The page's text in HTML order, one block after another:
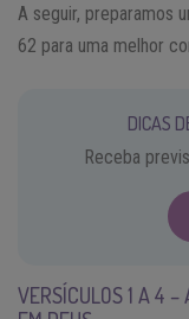
A seguir, preparamos
62 para uma melhor
DICAS
Receba
VERSÍCULOS 1 A 4